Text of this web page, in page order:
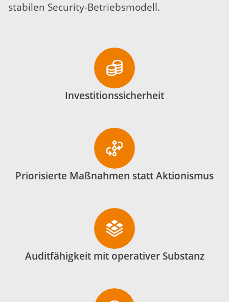
stabilen Security-Betriebsmodell.
Investitionssicherheit
Priorisierte Maßnahmen statt Aktionismus
Auditfähigkeit mit operativer Substanz